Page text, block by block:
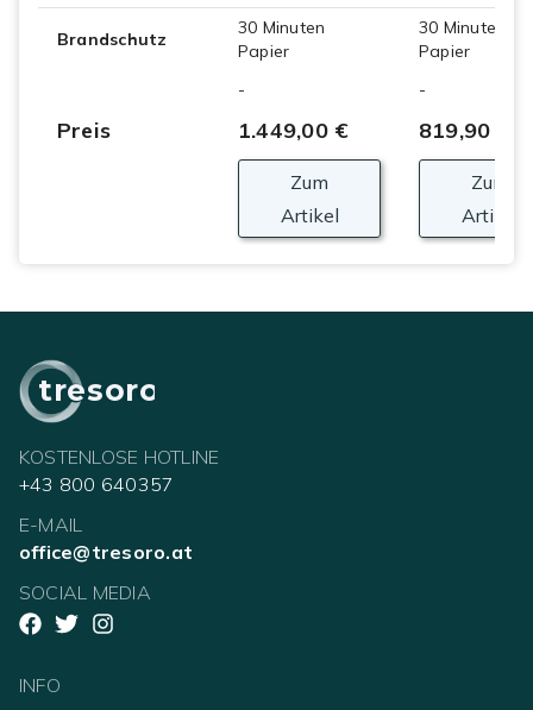
Brandschutz
30 Minuten
Papier
30 Minuten
Papier
-
-
Preis 1.449,00 € 819,90 €
Zum
Artikel
Zum
Artikel
tresoro
KOSTENLOSE HOTLINE
+43 800 640357
E-MAIL
office@tresoro.at
SOCIAL MEDIA
INFO